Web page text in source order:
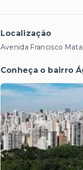
Localização
Avenida Francisco
Conheça o bairro